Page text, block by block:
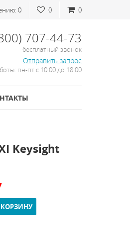
0
0
0
707-44-73
бесплатный звонок
Отправить запрос
пн-пт с 10:00 до 18:00
Keysight